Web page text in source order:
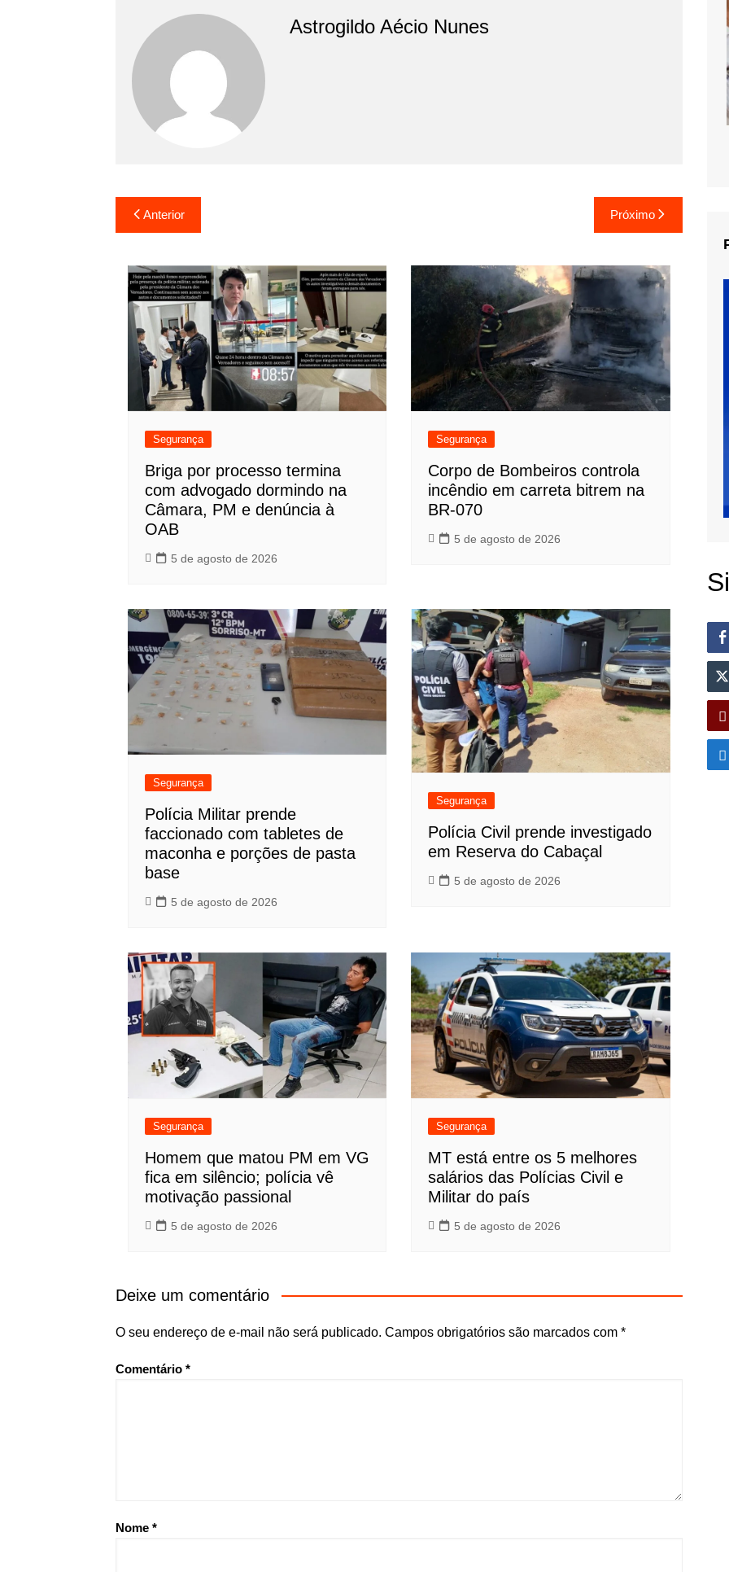
Astrogildo Aécio Nunes
Navegação
de
Post
Anterior Próximo
Segurança
Briga por processo termina
com advogado dormindo na
Câmara, PM e denúncia à
OAB
5 de agosto de 2026
Segurança
Corpo de Bombeiros controla
incêndio em carreta bitrem na
BR-070
5 de agosto de 2026
Segurança
Polícia Militar prende
faccionado com tabletes de
maconha e porções de pasta
base
5 de agosto de 2026
Segurança
Polícia Civil prende investigado
em Reserva do Cabaçal
5 de agosto de 2026
Segurança
Homem que matou PM em VG
fica em silêncio; polícia vê
motivação passional
5 de agosto de 2026
Segurança
MT está entre os 5 melhores
salários das Polícias Civil e
Militar do país
5 de agosto de 2026
Deixe um comentário
O seu endereço de e-mail não será publicado. Campos obrigatórios são marcados com *
Comentário *
Nome *